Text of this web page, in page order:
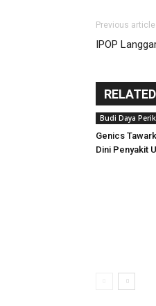
Previous article
IPOP
Budi Daya
Genics
Dini Penyakit